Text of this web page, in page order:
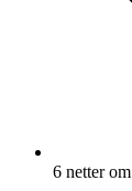
6 netter